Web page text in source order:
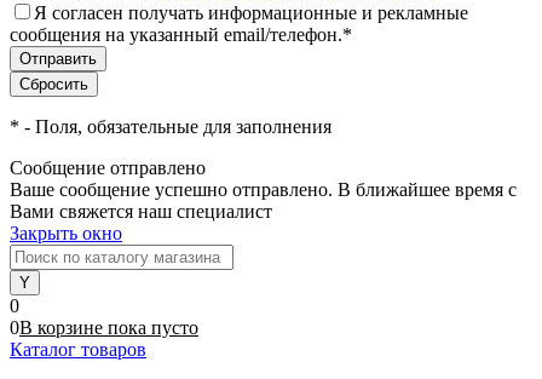
Я согласен получать информационные и рекламные
сообщения на указанный email/телефон.*
* - Поля, обязательные для заполнения
Сообщение отправлено
Ваше сообщение успешно отправлено. В ближайшее время с
Вами свяжется наш специалист
Закрыть окно
0
0В корзине пока пусто
Каталог товаров